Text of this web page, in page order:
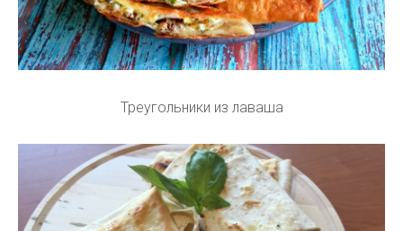
Треугольники из лаваша